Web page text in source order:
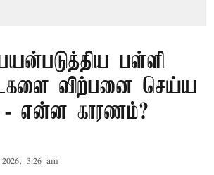
பள்ளி
விற்பனை செய்ய
- என்ன காரணம்?
3:26 am